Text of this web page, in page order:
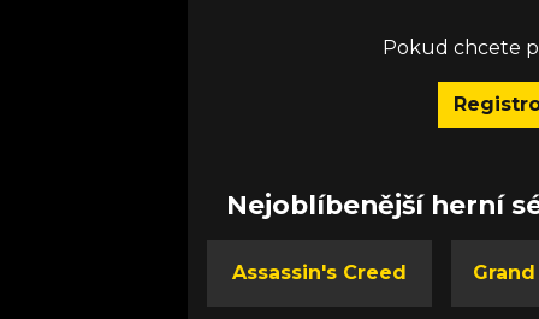
Pokud chcete
Nejoblíbenější herní
Assassin's Creed